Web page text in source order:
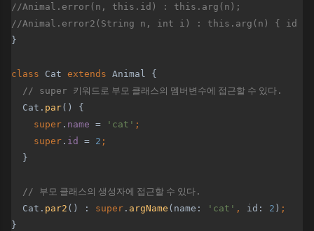
//Animal.error(n, this.id) : this.arg(n);
//Animal.error2(String n, int i) : this.arg(n) { id
}
class Cat extends Animal {
// super 키워드로 부모 클래스의 멤버변수에 접근할 수 있다 .
Cat. par() {
super . name = 'cat' ;
    super
. id = 2 ;
}
// 부모 클래스의 생성자에 접근할 수 있다 .
Cat. par2 () : super . argName (name: 'cat' , id: 2 ) ;
}